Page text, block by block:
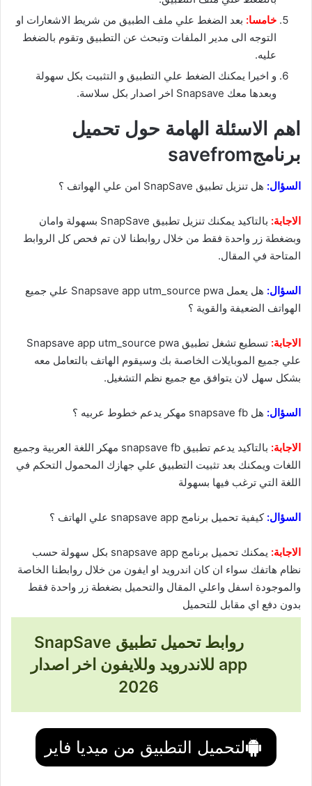
خامسا: بعد الضغط علي ملف الطبيق من شريط الاشعارات او
التوجه الى مدير الملفات وتبحث عن التطبيق وتقوم بالضغط
عليه.
و اخيرا يمكنك الضغط علي التطبيق و التثبيت بكل سهولة
وبعدها معك Snapsave اخر اصدار بكل سلاسة.
اهم الاسئلة الهامة حول تحميل
برنامجsavefrom
السؤال: هل تنزيل تطبيق SnapSave امن علي الهواتف ؟
الاجابة:
بالتاكيد يمكنك تنزيل تطبيق SnapSave بسهولة وامان
وبضغطة زر واحدة فقط من خلال روابطنا لان تم فحص كل الروابط
المتاحة في المقال.
السؤال:
هل يعمل Snapsave app utm_source pwa علي جميع
الهواتف الضعيفة والقوية ؟
الاجابة:
تسطيع تشغل تطبيق Snapsave app utm_source pwa
علي جميع الموبايلات الخاصىة بك وسيقوم الهاتف بالتعامل معه
بشكل سهل لان يتوافق مع جميع نظم التشغيل.
السؤال: هل snapsave fb مهكر يدعم خطوط عربيه ؟
الاجابة:
بالتاكيد يدعم تطبيق snapsave fb مهكر اللغة العربية وجميع
اللغات ويمكنك بعد تثبيت التطبيق علي جهازك المحمول التحكم في
اللغة التي ترغب فيها بسهولة
السؤال:كيفية تحميل برنامج snapsave app علي الهاتف ؟
الاجابة:
يمكنك تحميل برنامج snapsave app بكل سهولة حسب
نظام هاتفك سواء ان كان اندرويد او ايفون من خلال روابطنا الخاصة
والموجودة اسفل واعلي المقال والتحميل بضغطة زر واحدة فقط
بدون دفع اي مقابل للتحميل
روابط تحميل تطبيق SnapSave
app للاندرويد وللايفون اخر اصدار
2026
لتحميل التطبيق من ميديا فاير